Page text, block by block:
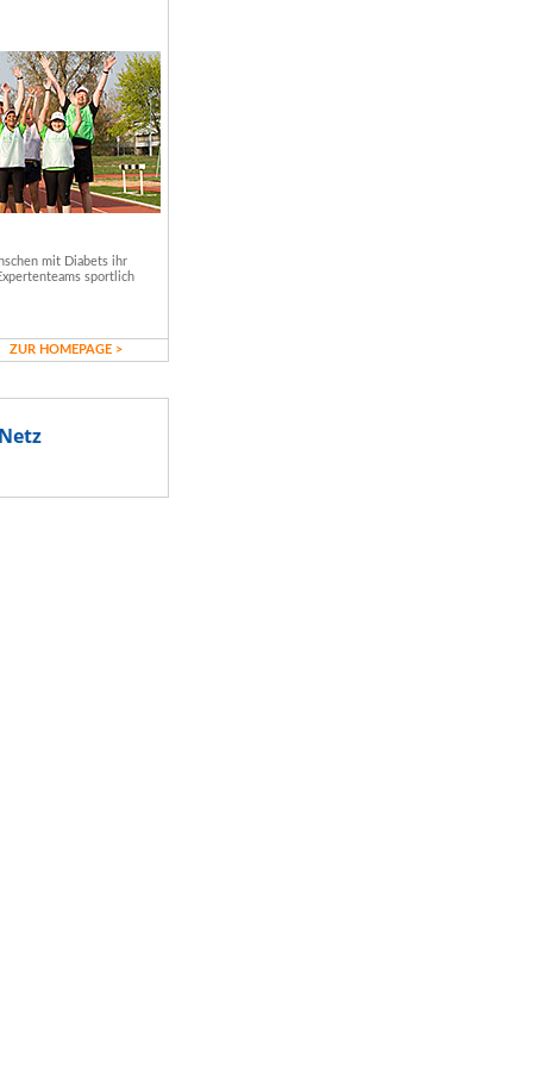
mit Diabets ihr
sportlich
ZUR HOMEPAGE >